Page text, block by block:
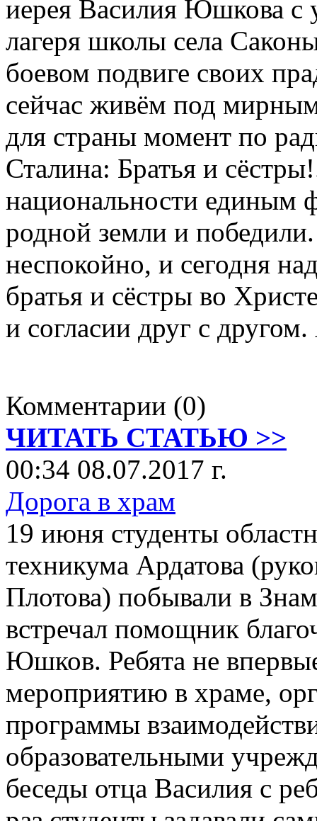
иерея Василия Юшкова с
лагеря школы села
боевом подвиге своих
сейчас живём под
для страны момент по
Сталина: Братья и
национальности единым
родной земли и
неспокойно, и сегодня
братья и сёстры во
и согласии друг с
Комментарии (0)
ЧИТАТЬ СТАТЬЮ >>
00:34 08.07.2017 г.
Дорога в храм
19 июня студенты
техникума Ардатова
Плотова) побывали в
встречал помощник
Юшков. Ребята не
мероприятию в храме,
программы
образовательными
беседы отца Василия с